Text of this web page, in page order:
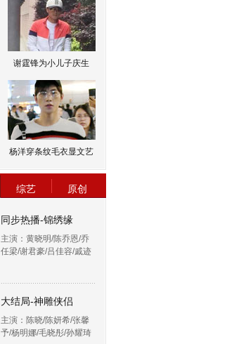
谢霆锋为小儿子庆生
杨洋穿条纹毛衣显文艺
综艺 原创
同步热播-锦绣缘
主演：黄晓明/陈乔恩/乔
任梁/谢君豪/吕佳容/戚迹
大结局-神雕侠侣
主演：陈晓/陈妍希/张馨
予/杨明娜/毛晓彤/孙耀琦